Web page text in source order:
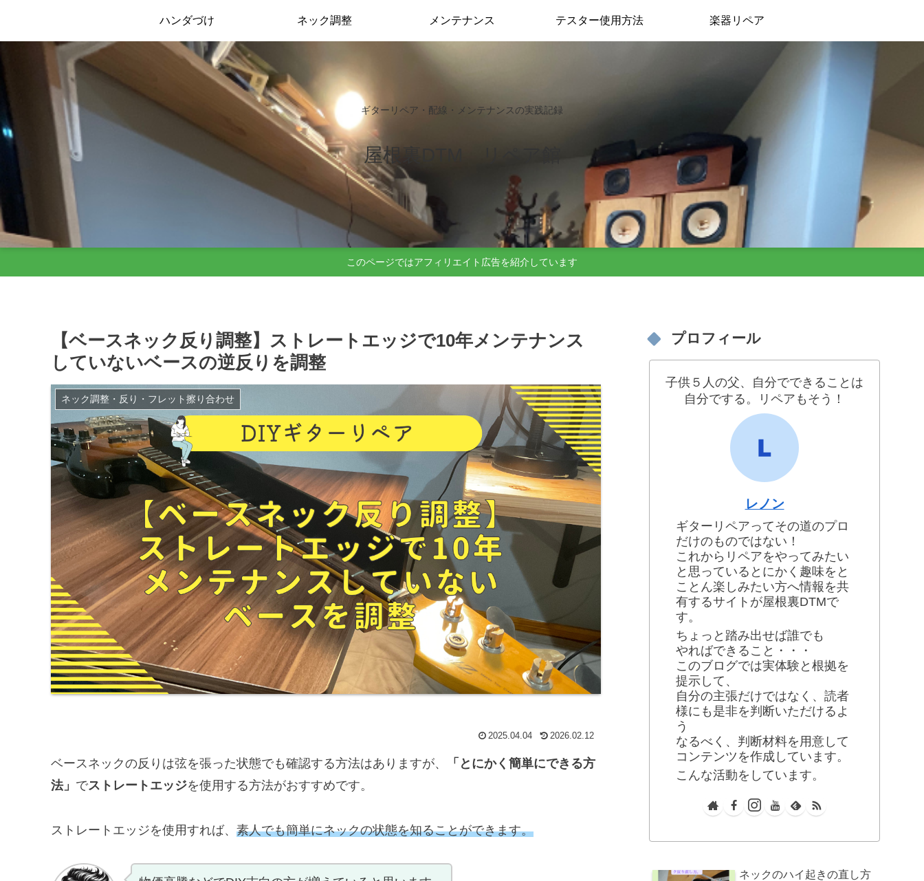
ギターリペア・配線・メンテナンスの実践記録
屋根裏DTM リペア館
ハンダづけ ネック調整 メンテナンス テスター使用方法 楽器リペア
このページではアフィリエイト広告を紹介しています
【ベースネック反り調整】ストレートエッジで10年メンテナンス
していないベースの逆反りを調整
ネック調整・反り・フレット擦り合わせ
2025.04.04 2026.02.12
ベースネックの反りは弦を張った状態でも確認する方法はありますが、
「とにかく簡単にできる方
法」 でストレートエッジを使用する方法がおすすめです。
ストレートエッジを使用すれば、 素人でも簡単にネックの状態を知ることができます。
プロフィール
子供５人の父、自分でできることは
自分でする。リペアもそう！
レノン
ギターリペアってその道のプロ
だけのものではない！
これからリペアをやってみたい
と思っているとにかく趣味をと
ことん楽しみたい方へ情報を共
有するサイトが屋根裏DTMで
す。
ちょっと踏み出せば誰でも
やればできること・・・
このブログでは実体験と根拠を
提示して、
自分の主張だけではなく、読者
様にも是非を判断いただけるよ
う
なるべく、判断材料を用意して
コンテンツを作成しています。
こんな活動をしています。
ネックのハイ起きの直し方